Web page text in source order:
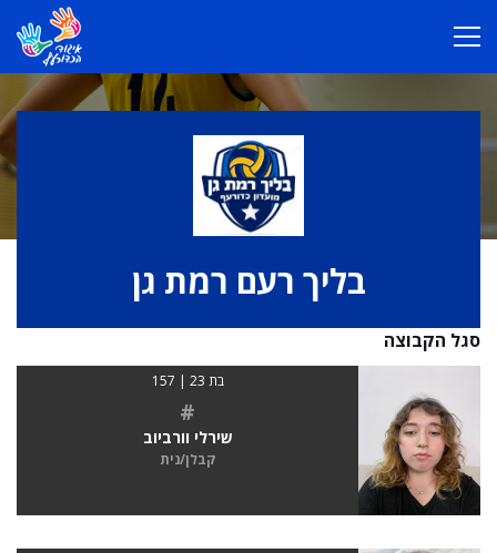
בליך רעם רמת גן
סגל הקבוצה
בת 23 | 157
#
שירלי וורביוב
קבלן/נית